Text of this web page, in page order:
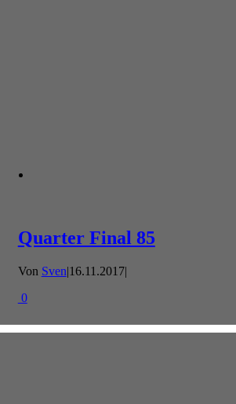
Quarter Final 85
Von Sven|16.11.2017|
0